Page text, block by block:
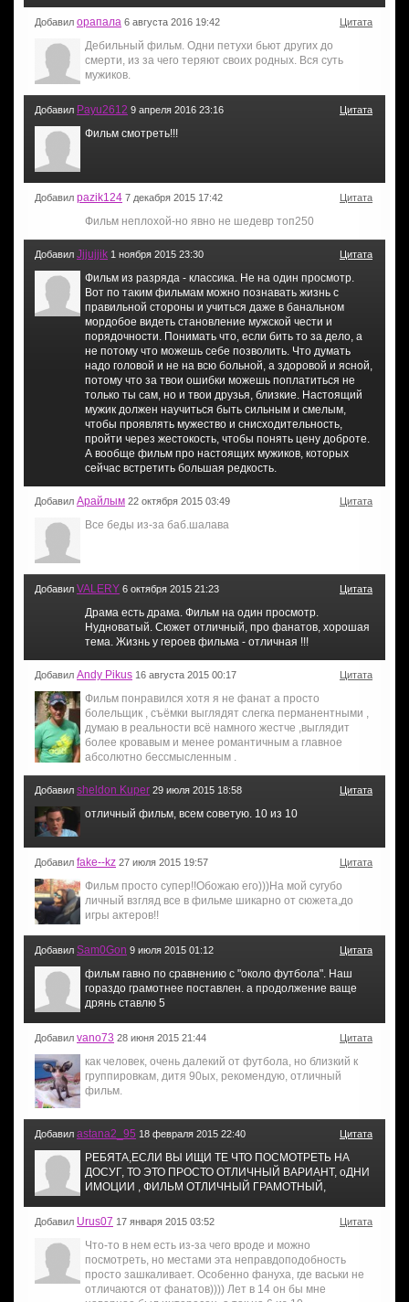
Добавил орапала 6 августа 2016 19:42 Цитата
Дебильный фильм. Одни петухи бьют других до
смерти, из за чего теряют своих родных. Вся суть
мужиков.
Добавил Payu2612 9 апреля 2016 23:16 Цитата
Фильм смотреть!!!
Добавил pazik124 7 декабря 2015 17:42 Цитата
Фильм неплохой-но явно не шедевр топ250
Добавил Jjjujjik 1 ноября 2015 23:30 Цитата
Фильм из разряда - классика. Не на один просмотр.
Вот по таким фильмам можно познавать жизнь с
правильной стороны и учиться даже в банальном
мордобое видеть становление мужской чести и
порядочности. Понимать что, если бить то за дело, а
не потому что можешь себе позволить. Что думать
надо головой и не на всю больной, а здоровой и ясной,
потому что за твои ошибки можешь поплатиться не
только ты сам, но и твои друзья, близкие. Настоящий
мужик должен научиться быть сильным и смелым,
чтобы проявлять мужество и снисходительность,
пройти через жестокость, чтобы понять цену доброте.
А вообще фильм про настоящих мужиков, которых
сейчас встретить большая редкость.
Добавил Арайлым 22 октября 2015 03:49 Цитата
Все беды из-за баб.шалава
Добавил VALERY 6 октября 2015 21:23 Цитата
Драма есть драма. Фильм на один просмотр.
Нудноватый. Сюжет отличный, про фанатов, хорошая
тема. Жизнь у героев фильма - отличная !!!
Добавил Andy Pikus 16 августа 2015 00:17 Цитата
Фильм понравился хотя я не фанат а просто
болельщик , съёмки выглядят слегка перманентными ,
думаю в реальности всё намного жестче ,выглядит
более кровавым и менее романтичным а главное
абсолютно бессмысленным .
Добавил sheldon Kuper 29 июля 2015 18:58 Цитата
отличный фильм, всем советую. 10 из 10
Добавил fake--kz 27 июля 2015 19:57 Цитата
Фильм просто супер!!Обожаю его)))На мой сугубо
личный взгляд все в фильме шикарно от сюжета,до
игры актеров!!
Добавил Sam0Gon 9 июля 2015 01:12 Цитата
фильм гавно по сравнению с "около футбола". Наш
гораздо грамотнее поставлен. а продолжение ваще
дрянь ставлю 5
Добавил vano73 28 июня 2015 21:44 Цитата
как человек, очень далекий от футбола, но близкий к
группировкам, дитя 90ых, рекомендую, отличный
фильм.
Добавил astana2_95 18 февраля 2015 22:40 Цитата
РЕБЯТА,ЕСЛИ ВЫ ИЩИ ТЕ ЧТО ПОСМОТРЕТЬ НА
ДОСУГ, ТО ЭТО ПРОСТО ОТЛИЧНЫЙ ВАРИАНТ, оДНИ
ИМОЦИИ , ФИЛЬМ ОТЛИЧНЫЙ ГРАМОТНЫЙ,
Добавил Urus07 17 января 2015 03:52 Цитата
Что-то в нем есть из-за чего вроде и можно
посмотреть, но местами эта неправдоподобность
просто зашкаливает. Особенно фануха, где васьки не
отличаются от фанатов)))) Лет в 14 он бы мне